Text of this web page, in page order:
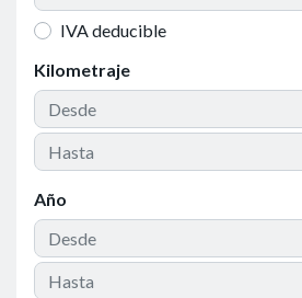
IVA deducible
Kilometraje
Año